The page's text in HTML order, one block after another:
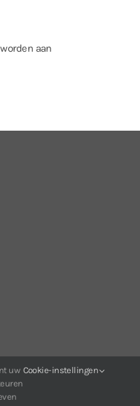
aan
uw Cookie-instellingen